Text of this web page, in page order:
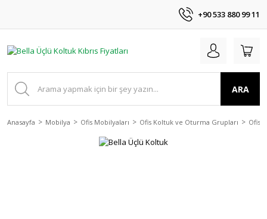
+90 533 880 99 11
ARA
Anasayfa Mobilya Ofis Mobilyaları Ofis Koltuk ve Oturma Grupları Ofis